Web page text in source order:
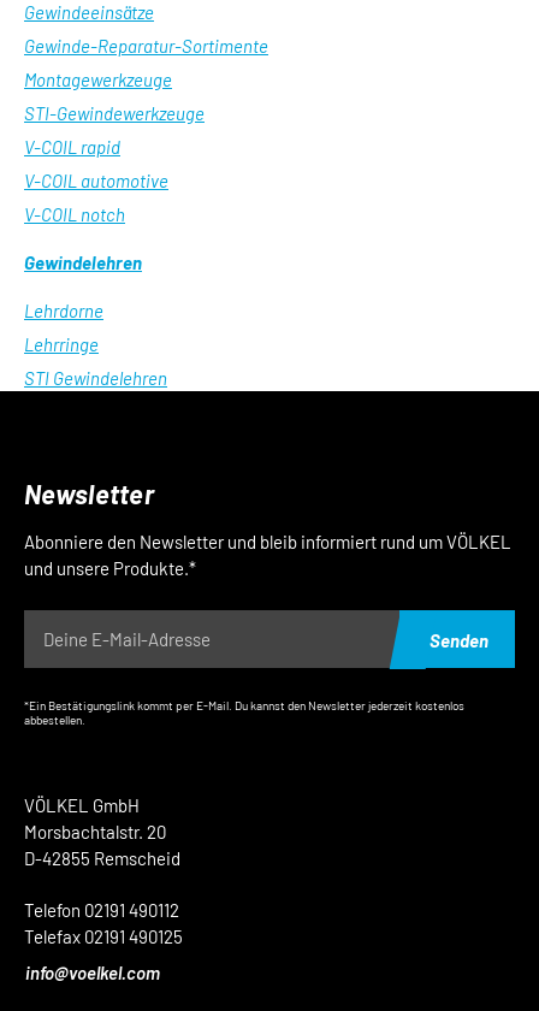
Gewindeeinsätze
Gewinde-Reparatur-Sortimente
Montagewerkzeuge
STI-Gewindewerkzeuge
V-COIL rapid
V-COIL automotive
V-COIL notch
Gewindelehren
Lehrdorne
Lehrringe
STI Gewindelehren
VÖLKEL GmbH
Morsbachtalstr. 20
D-42855 Remscheid
Telefon 02191 490112
Telefax 02191 490125
info@voelkel.com
Newsletter
Abonniere den Newsletter und bleib informiert rund um VÖLKEL
und unsere Produkte.*
Senden
*Ein Bestätigungslink kommt per E-Mail. Du kannst den Newsletter jederzeit kostenlos
abbestellen.